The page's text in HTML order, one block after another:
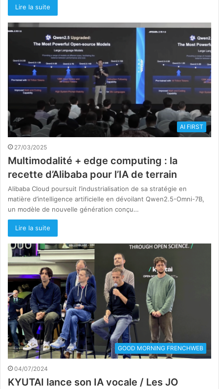
Lire la suite
AI FIRST
27/03/2025
Multimodalité + edge computing : la
recette d’Alibaba pour l’IA de terrain
Alibaba Cloud poursuit l’industrialisation de sa stratégie en
matière d’intelligence artificielle en dévoilant Qwen2.5-Omni-7B,
un modèle de nouvelle génération conçu…
Lire la suite
GOOD MORNING FRENCHWEB
04/07/2024
KYUTAI lance son IA vocale / Les JO